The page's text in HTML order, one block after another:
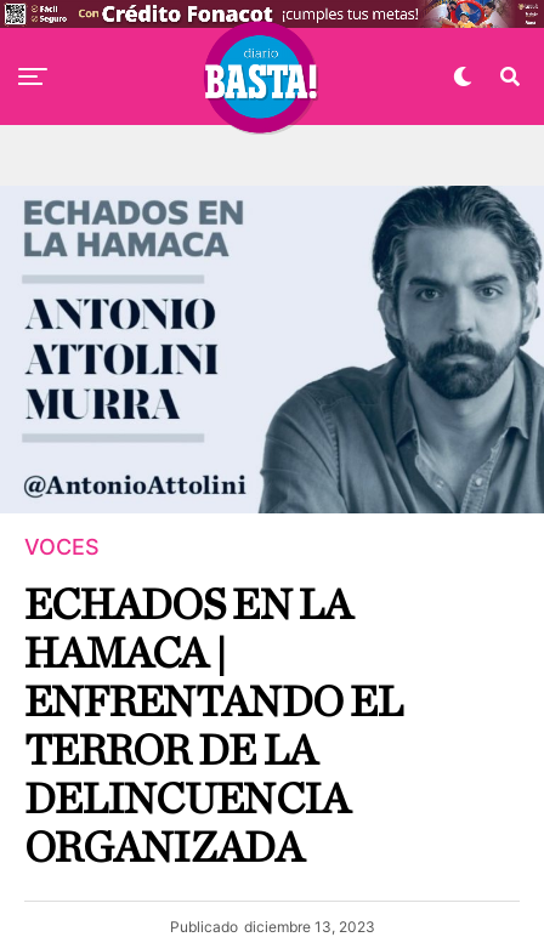
VOCES
ECHADOS EN LA
HAMACA |
ENFRENTANDO EL
TERROR DE LA
DELINCUENCIA
ORGANIZADA
Publicado diciembre 13, 2023